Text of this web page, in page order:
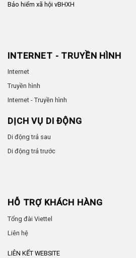
Bảo hiểm xã hội vBHXH
INTERNET - TRUYỀN HÌNH
Internet
Truyền hình
Internet - Truyền hình
DỊCH VỤ DI ĐỘNG
Di động trả sau
Di động trả trước
HỖ TRỢ KHÁCH HÀNG
Tổng đài Viettel
Liên hệ
LIÊN KẾT WEBSITE